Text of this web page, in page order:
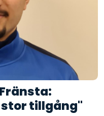
tillgång"